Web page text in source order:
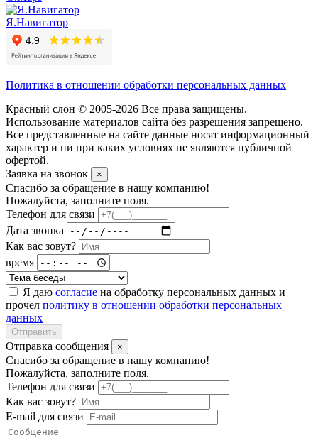
Я.Навигатор
Политика в отношении обработки персональных данных
Красный слон © 2005-2026 Все права защищены.
Использование материалов сайта без разрешения запрещено.
Все представленные на сайте данные носят информационный
характер и ни при каких условиях не являются публичной
офертой.
Заявка на звонок
×
Спасибо за обращение в нашу компанию!
Пожалуйста, заполните поля.
Телефон для связи
Дата звонка
Как вас зовут?
время
Я даю согласие на обработку персональных данных и
прочел политику в отношении обработки персональных
данных
Отправить
Отправка сообщения ×
Спасибо за обращение в нашу компанию!
Пожалуйста, заполните поля.
Телефон для связи
Как вас зовут?
E-mail для связи